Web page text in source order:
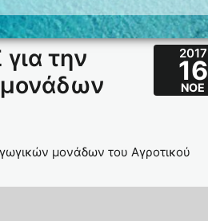
την
2017
16
ΝΟΈ
μονάδων του Αγροτικού